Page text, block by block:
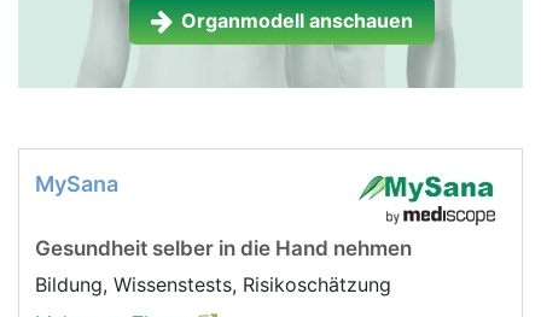
Organmodell anschauen
MySana
Gesundheit selber in die Hand nehmen
Bildung, Wissenstests, Risikoschätzung